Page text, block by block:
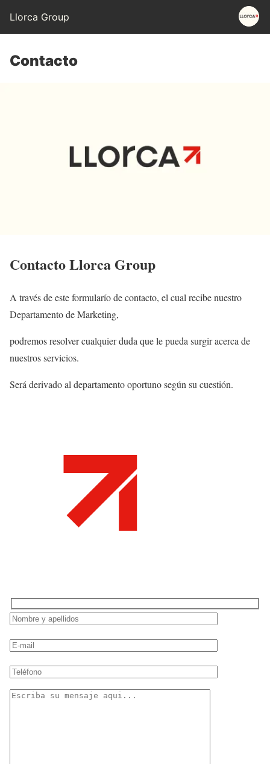
Llorca Group
Contacto
Contacto Llorca Group
A través de este formularío de contacto, el cual recibe nuestro
Departamento de Marketing,
podremos resolver cualquier duda que le pueda surgir acerca de
nuestros servicios.
Será derivado al departamento oportuno según su cuestión.